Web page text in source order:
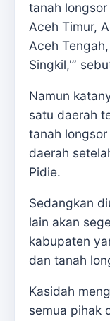
tanah
Aceh Timur,
Aceh
Singkil,'”
Namun
satu daerah
tanah
daerah
Pidie.
Sedangkan
lain akan
kabupaten
dan tanah
Kasidah
semua pihak